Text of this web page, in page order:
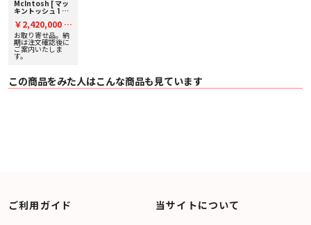
・ 480W + 480W（4 Ω）
〇 定格出力帯域 20Hz ～ 20,000Hz
〇 ダイナミック・ヘッドルーム 2dB
〇 ダンピングファクター 100 以上
〇 周波数特性
・ 20Hz ～ 20,000Hz(+0dB、-0.25dB)
・ 10Hz ～ 70,000Hz(+0dB、-3.0dB)
〇 混変調歪率 0.005%以下（20Hz ～ 20,000Hz）
〇 S/N比(A-Weighted) 120dB（バランス）、118dB（アンバランス）
McIntosh [ マッ
キントッシュ ] モ
プ [ペア] 下取り査
定額20%アップ実
施中！
￥2,420,000 税
込
お取り寄せ品。納
期は注文確認後に
ご案内いたしま
す。
この商品をみた人はこんな商品も見ています
ご利用ガイド 当サイトについて